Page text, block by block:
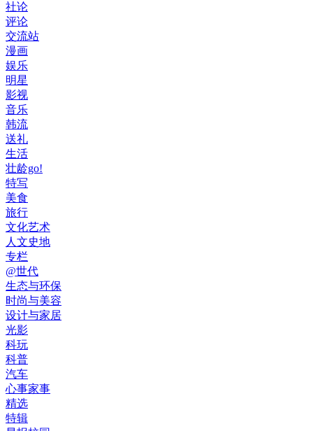
社论
评论
交流站
漫画
娱乐
明星
影视
音乐
韩流
送礼
生活
壮龄go!
特写
美食
旅行
文化艺术
人文史地
专栏
@世代
生态与环保
时尚与美容
设计与家居
光影
科玩
科普
汽车
心事家事
精选
特辑